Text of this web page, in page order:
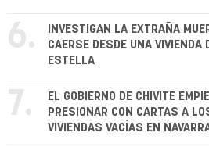
6.
INVESTIGAN LA EXTRAÑA
CAERSE DESDE UNA
ESTELLA
7.
EL GOBIERNO DE CHIVITE
PRESIONAR CON CARTAS A
VIVIENDAS VACÍAS EN